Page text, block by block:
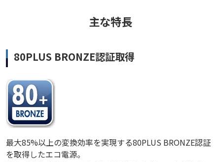
主な特長
80PLUS BRONZE認証取得
最大85%以上の変換効率を実現する80PLUS BRONZE認証
を取得したエコ電源。